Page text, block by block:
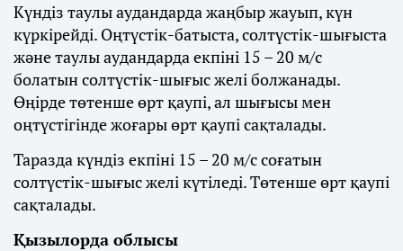
Күндіз таулы аудандарда жаңбыр жауып, күн
күркірейді. Оңтүстік-батыста, солтүстік-шығыста
және таулы аудандарда екпіні 15 – 20 м/с
болатын солтүстік-шығыс желі болжанады.
Өңірде төтенше өрт қаупі, ал шығысы мен
оңтүстігінде жоғары өрт қаупі сақталады.
Таразда күндіз екпіні 15 – 20 м/с соғатын
солтүстік-шығыс желі күтіледі. Төтенше өрт қаупі
сақталады.
Қызылорда облысы